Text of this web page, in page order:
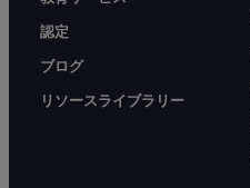
認定
ブログ
リソースライブラリー